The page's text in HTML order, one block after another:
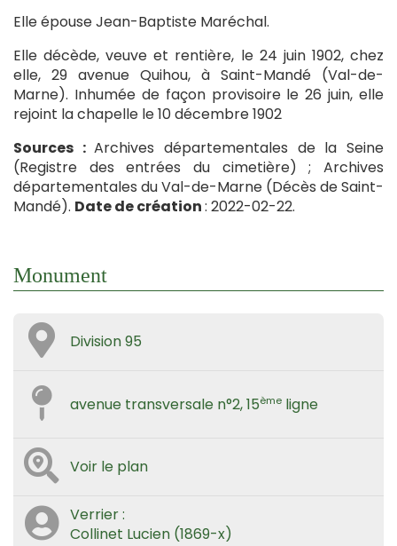
Elle épouse Jean-Baptiste Maréchal.
Elle décède, veuve et rentière, le 24 juin 1902, chez
elle, 29 avenue Quihou, à Saint-Mandé (Val-de-
Marne). Inhumée de façon provisoire le 26 juin, elle
rejoint la chapelle le 10 décembre 1902
Sources :Archives départementales de la Seine
(Registre des entrées du cimetière) ; Archives
départementales du Val-de-Marne (Décès de Saint-
Mandé). Date de création: 2022-02-22.
Monument
Division 95
avenue transversale n°2, 15ème ligne
Voir le plan
Verrier :
Collinet Lucien (1869-x)